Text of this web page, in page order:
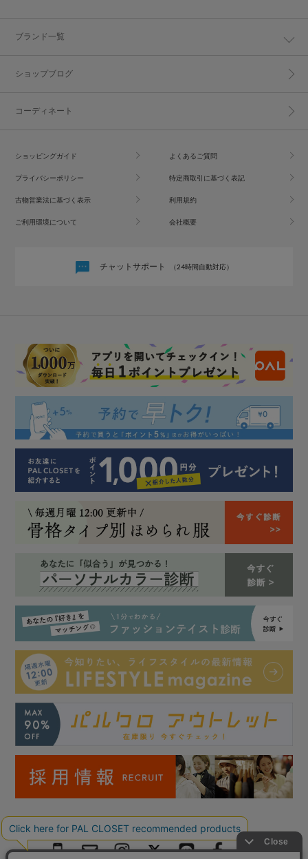
ブランド一覧
ショップブログ
コーディネート
ショッピングガイド よくあるご質問
プライバシーポリシー 特定商取引に基づく表記
古物営業法に基づく表示 利用規約
ご利用環境について 会社概要
チャットサポート （24時間自動対応）